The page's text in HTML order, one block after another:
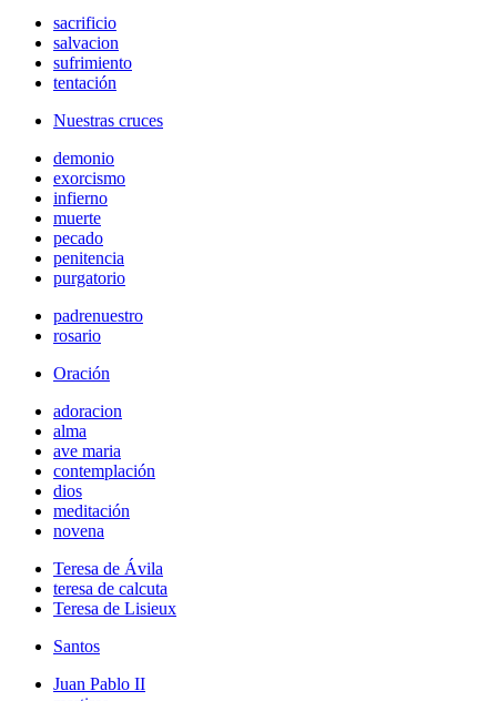
sacrificio
salvacion
sufrimiento
tentación
Nuestras cruces
demonio
exorcismo
infierno
muerte
pecado
penitencia
purgatorio
padrenuestro
rosario
Oración
adoracion
alma
ave maria
contemplación
dios
meditación
novena
Teresa de Ávila
teresa de calcuta
Teresa de Lisieux
Santos
Juan Pablo II